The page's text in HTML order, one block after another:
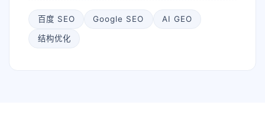
百度 SEO Google SEO AI GEO
结构优化